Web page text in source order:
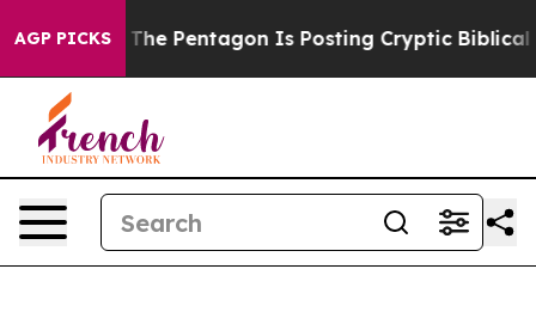
AGP PICKS
Pentagon Is Posting Cryptic Biblical Messages on